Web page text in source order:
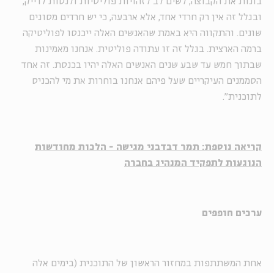
ובגלל זה אין רק חרדי אחד, אלא ארבעה, כי יש חרדים מסוגים
שונים. והתקווה היא באמת שהאנשים האלה ייכנסו לפוליטיקה
ברמה הארצית. בגלל זה זו עתודה פוליטית. אנחנו מאמינות
שבתוך חמש עד שבע שנים האנשים האלה יהיו בכנסת. זה אחד
הסממנים העיקריים שעל פיהם אנחנו בוחרות את מי להכניס
לתוכנית".
קריאה נוספת: תמר דבדבני מגישה - הלכות מחודשות
הנוגעות לתפקיד המנהיג בחברה
ערכים חופפים
אחת המשתתפות במחזור הראשון של התוכנית (בימים אלה